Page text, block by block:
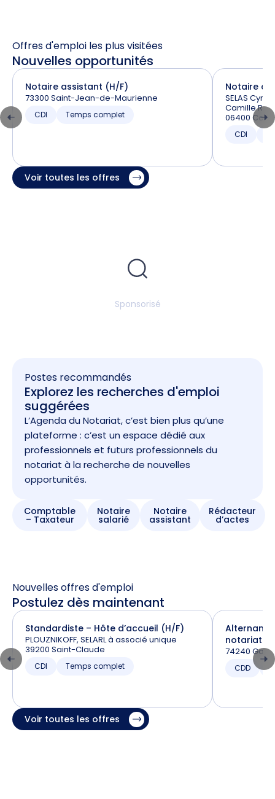
Offres d'emploi les plus visitées
Nouvelles opportunités
Notaire assistant (H/F)
73300 Saint-Jean-de-Maurienne
CDI Temps complet
Notaire
SELAS Cyril
Camille
06400
CDI
Voir toutes les offres
Sponsorisé
Postes recommandés
Explorez les recherches d'emploi
suggérées
L’Agenda du Notariat, c’est bien plus qu’une
plateforme : c’est un espace dédié aux
professionnels et futurs professionnels du
notariat à la recherche de nouvelles
opportunités.
Comptable
– Taxateur
Notaire
salarié
Notaire
assistant
Rédacteur
d’actes
Nouvelles offres d'emploi
Postulez dès maintenant
Standardiste – Hôte d’accueil (H/F)
PLOUZNIKOFF, SELARL à associé unique
39200 Saint-Claude
CDI Temps complet
notariat
74240
CDD
Voir toutes les offres